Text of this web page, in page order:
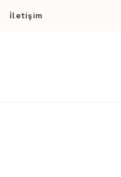
İletişim